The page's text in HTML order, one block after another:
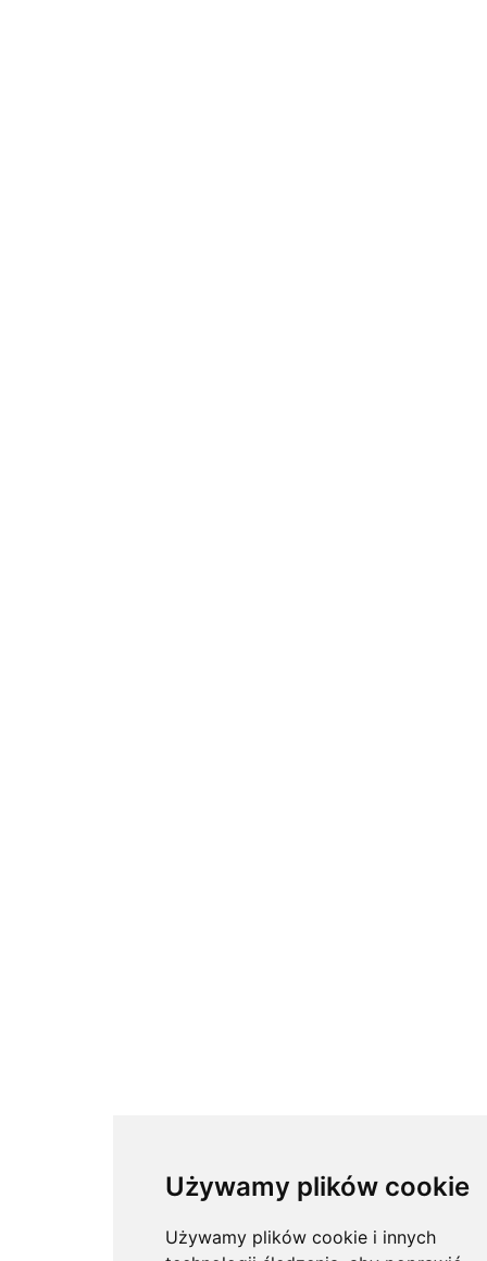
Używamy plików cookie
Używamy plików cookie i innych